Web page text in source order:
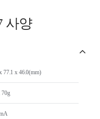
사양
77.1 x 46.0(mm)
70g